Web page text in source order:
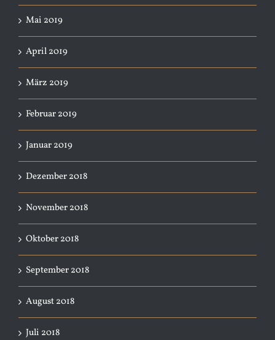
Mai 2019
April 2019
März 2019
Februar 2019
Januar 2019
Dezember 2018
November 2018
Oktober 2018
September 2018
August 2018
Juli 2018